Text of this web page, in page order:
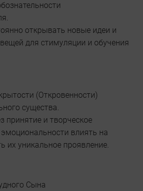
открывать новые идеи и
для стимуляции и обучения
(Откровенности)
существа.
принятие и творческое
влиять на
их уникальное проявление.
Сына